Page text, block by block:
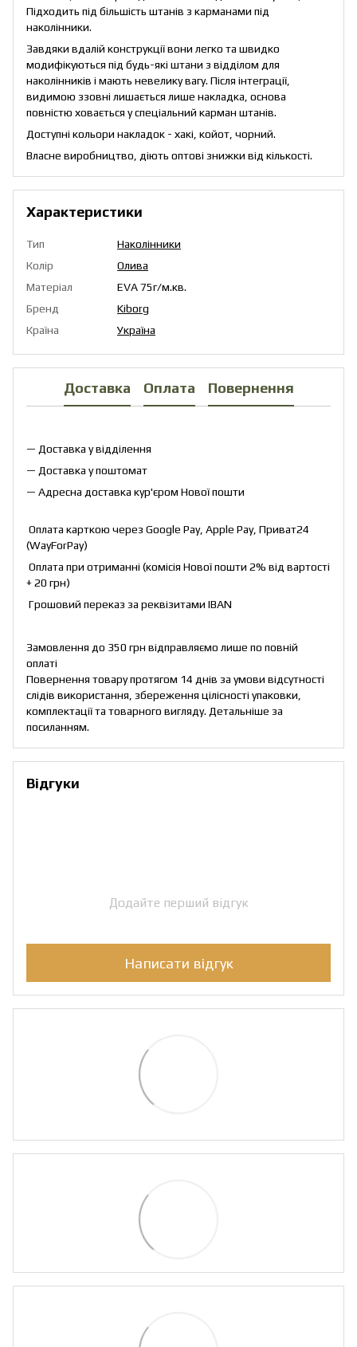
Підходить під більшість штанів з карманами під
наколінники.
Завдяки вдалій конструкції вони легко та швидко
модифікуються під будь-які штани з відділом для
наколінників і мають невелику вагу. Після інтеграції,
видимою ззовні лишається лише накладка, основа
повністю ховається у спеціальний карман штанів.
Доступні кольори накладок - хакі, койот, чорний.
Власне виробництво, діють оптові знижки від кількості.
Характеристики
Тип
Наколінники
Колір
Олива
Матеріал
EVA 75г/м.кв.
Бренд
Kiborg
Країна
Україна
Доставка Оплата Повернення
— Доставка у відділення
— Доставка у поштомат
— Адресна доставка кур'єром Нової пошти
Оплата карткою через Google Pay, Apple Pay, Приват24
(WayForPay)
Оплата при отриманні (комісія Нової пошти 2% від вартості
+ 20 грн)
Грошовий переказ за реквізитами IBAN
Замовлення до 350 грн відправляємо лише по повній
оплаті
Повернення товару протягом 14 днів за умови відсутності
слідів використання, збереження цілісності упаковки,
комплектації та товарного вигляду. Детальніше за
посиланням.
Відгуки
Додайте перший відгук
Написати відгук